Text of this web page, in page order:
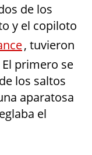
de los
y el copiloto
, tuvieron
primero se
los saltos
aparatosa
el